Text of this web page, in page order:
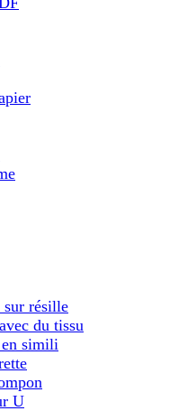
sur résille
du tissu
en simili
U